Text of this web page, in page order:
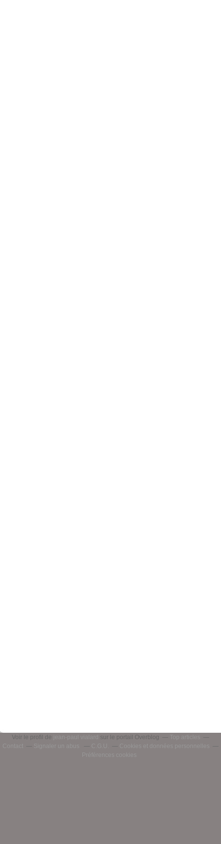
Voir le profil de jean-paul vialard sur le portail Overblog
Top articles
Contact
Signaler un abus C.G.U.
Cookies et données personnelles
Préférences cookies